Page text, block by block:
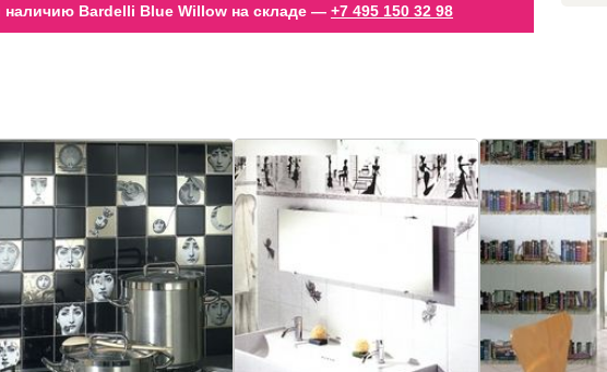
Bardelli Blue Willow на складе — +7 495 150 32 98